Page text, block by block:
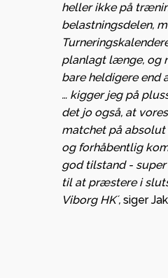
heller ikke på
belastningsdelen,
planlagt længe, og
bare heldigere end
… kigger jeg på
det jo også, at
matchet på absolut
og forhåbentlig
god tilstand -
til at præstere i
Viborg HK´, siger